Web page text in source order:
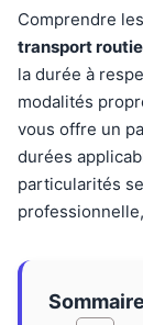
Comprendre
transport
la durée à
modalités
vous offre un
durées
particularités
Sommaire